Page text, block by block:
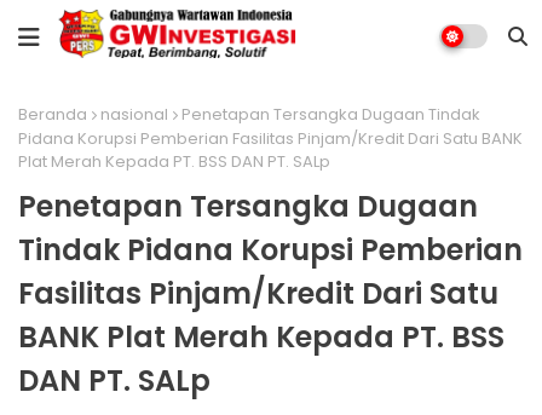
Beranda nasional
Penetapan Tersangka Dugaan Tindak
Pidana Korupsi Pemberian Fasilitas Pinjam/Kredit Dari Satu BANK
Plat Merah Kepada PT. BSS DAN PT. SALp
Penetapan Tersangka Dugaan
Tindak Pidana Korupsi Pemberian
Fasilitas Pinjam/Kredit Dari Satu
BANK Plat Merah Kepada PT. BSS
DAN PT. SALp